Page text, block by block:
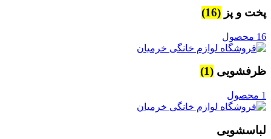
پخت و پز (16)
16 محصول
ظرفشویی (1)
1 محصول
لباسشویی